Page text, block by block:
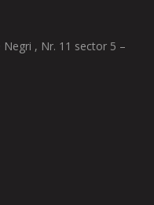
, Nr. 11 sector 5 –